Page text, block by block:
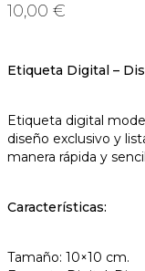
10,00 €
Etiqueta Digital –
Etiqueta digital
diseño exclusivo y
manera rápida y
Características:
Tamaño: 10×10 cm.